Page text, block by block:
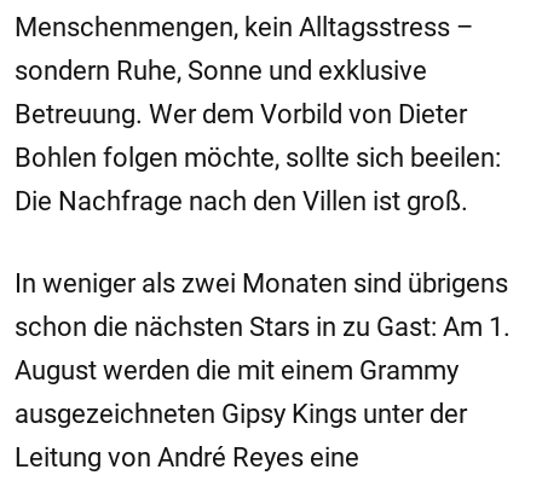
Menschenmengen, kein Alltagsstress –
sondern Ruhe, Sonne und exklusive
Betreuung. Wer dem Vorbild von Dieter
Bohlen folgen möchte, sollte sich beeilen:
Die Nachfrage nach den Villen ist groß.
In weniger als zwei Monaten sind übrigens
schon die nächsten Stars in zu Gast: Am 1.
August werden die mit einem Grammy
ausgezeichneten Gipsy Kings unter der
Leitung von André Reyes eine